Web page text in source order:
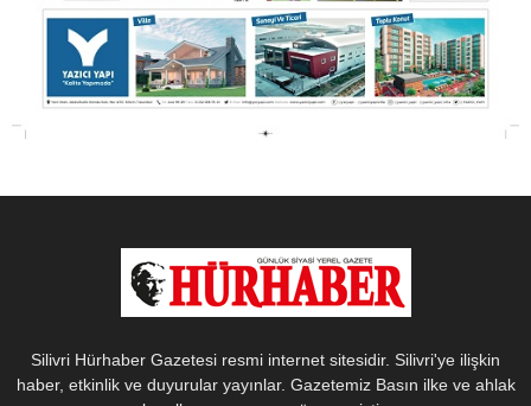
Silivri Hürhaber Gazetesi resmi internet sitesidir. Silivri'ye ilişkin
haber, etkinlik ve duyurular yayınlar. Gazetemiz Basın ilke ve ahlak